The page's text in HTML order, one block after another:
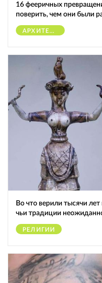
16 фееричных
поверить, чем они были
АРХИТЕКТУРА
Во что верили тысячи
чьи традиции
РЕЛИГИИ